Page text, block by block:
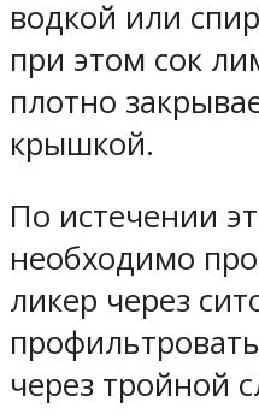
водкой или
при этом сок
плотно
крышкой.
По истечении
необходимо
ликер через
через тройной